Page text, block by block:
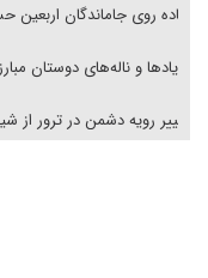
پیاده روی جاماندگان اربعین
فریاد‌ها و ناله‌های دوستان
تغییر رویه دشمن در ترور از